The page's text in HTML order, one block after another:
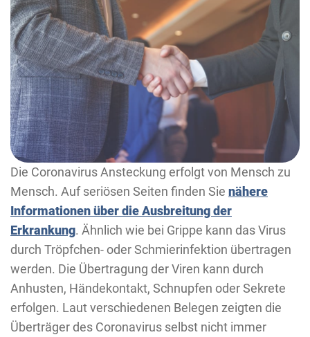
Die Coronavirus Ansteckung erfolgt von Mensch zu
Mensch. Auf seriösen Seiten finden Sie nähere
Informationen über die Ausbreitung der
Erkrankung. Ähnlich wie bei Grippe kann das Virus
durch Tröpfchen- oder Schmierinfektion übertragen
werden. Die Übertragung der Viren kann durch
Anhusten, Händekontakt, Schnupfen oder Sekrete
erfolgen. Laut verschiedenen Belegen zeigten die
Überträger des Coronavirus selbst nicht immer